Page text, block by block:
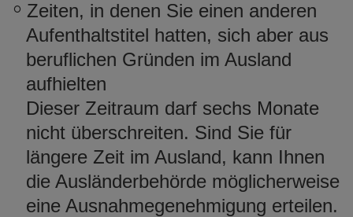
Zeiten, in denen Sie einen anderen
Aufenthaltstitel hatten, sich aber aus
beruflichen Gründen im Ausland
aufhielten
Dieser Zeitraum darf sechs Monate
nicht überschreiten. Sind Sie für
längere Zeit im Ausland, kann Ihnen
die Ausländerbehörde möglicherweise
eine Ausnahmegenehmigung erteilen.